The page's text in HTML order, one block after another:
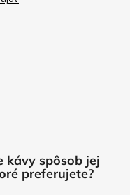
kávy spôsob jej
preferujete?